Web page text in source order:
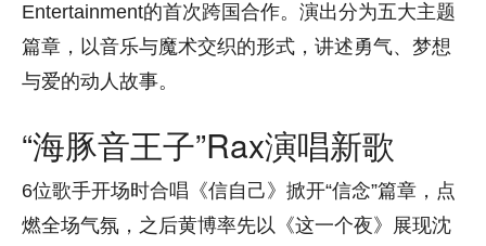
Entertainment的首次跨国合作。演出分为五大主题
篇章，以音乐与魔术交织的形式，讲述勇气、梦想
与爱的动人故事。
“海豚音王子”Rax演唱新歌
6位歌手开场时合唱《信自己》掀开“信念”篇章，点
燃全场气氛，之后黄博率先以《这一个夜》展现沈